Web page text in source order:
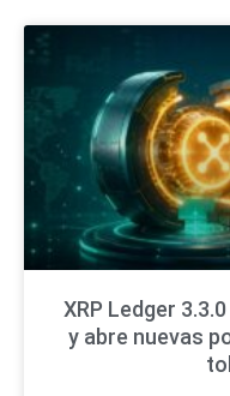
XRP Ledger
y abre nuevas